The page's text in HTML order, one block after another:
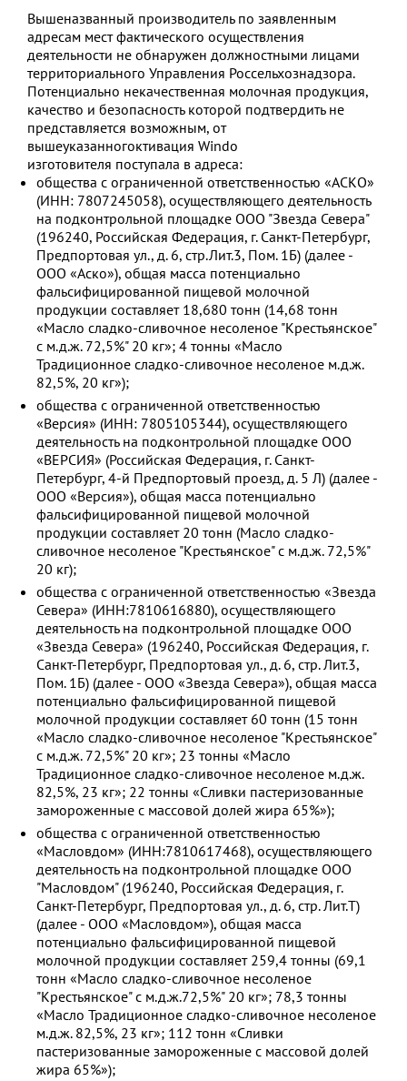
Вышеназванный производитель по заявленным
адресам мест фактического осуществления
деятельности не обнаружен должностными лицами
территориального Управления Россельхознадзора.
Потенциально некачественная молочная продукция,
качество и безопасность которой подтвердить не
представляется возможным, от
вышеуказанногоктивация Windo
изготовителя поступала в адреса:
общества с ограниченной ответственностью «АСКО»
(ИНН: 7807245058), осуществляющего деятельность
на подконтрольной площадке ООО "Звезда Севера"
(196240, Российская Федерация, г. Санкт-Петербург,
Предпортовая ул., д. 6, стр.Лит.3, Пом. 1Б) (далее -
ООО «Аско»), общая масса потенциально
фальсифицированной пищевой молочной
продукции составляет 18,680 тонн (14,68 тонн
«Масло сладко-сливочное несоленое "Крестьянское"
с м.д.ж. 72,5%" 20 кг»; 4 тонны «Масло
Традиционное сладко-сливочное несоленое м.д.ж.
82,5%, 20 кг»);
общества с ограниченной ответственностью
«Версия» (ИНН: 7805105344), осуществляющего
деятельность на подконтрольной площадке ООО
«ВЕРСИЯ» (Российская Федерация, г. Санкт-
Петербург, 4-й Предпортовый проезд, д. 5 Л) (далее -
ООО «Версия»), общая масса потенциально
фальсифицированной пищевой молочной
продукции составляет 20 тонн (Масло сладко-
сливочное несоленое "Крестьянское" с м.д.ж. 72,5%"
20 кг);
общества с ограниченной ответственностью «Звезда
Севера» (ИНН:7810616880), осуществляющего
деятельность на подконтрольной площадке ООО
«Звезда Севера» (196240, Российская Федерация, г.
Санкт-Петербург, Предпортовая ул., д. 6, стр. Лит.3,
Пом. 1Б) (далее - ООО «Звезда Севера»), общая масса
потенциально фальсифицированной пищевой
молочной продукции составляет 60 тонн (15 тонн
«Масло сладко-сливочное несоленое "Крестьянское"
с м.д.ж. 72,5%" 20 кг»; 23 тонны «Масло
Традиционное сладко-сливочное несоленое м.д.ж.
82,5%, 23 кг»; 22 тонны «Сливки пастеризованные
замороженные с массовой долей жира 65%»);
общества с ограниченной ответственностью
«Масловдом» (ИНН:7810617468), осуществляющего
деятельность на подконтрольной площадке ООО
"Масловдом" (196240, Российская Федерация, г.
Санкт-Петербург, Предпортовая ул., д. 6, стр. Лит.Т)
(далее - ООО «Масловдом»), общая масса
потенциально фальсифицированной пищевой
молочной продукции составляет 259,4 тонны (69,1
тонн «Масло сладко-сливочное несоленое
"Крестьянское" с м.д.ж.72,5%" 20 кг»; 78,3 тонны
«Масло Традиционное сладко-сливочное несоленое
м.д.ж. 82,5%, 23 кг»; 112 тонн «Сливки
пастеризованные замороженные с массовой долей
жира 65%»);